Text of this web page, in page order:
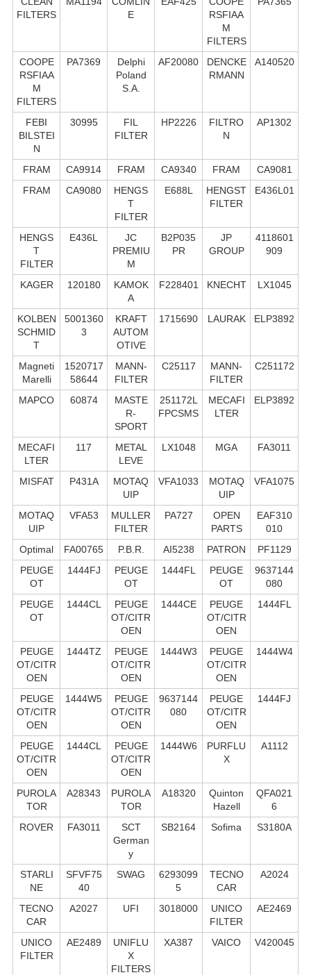
FILTERS
E
RSFIAA
M
FILTERS
COOPE
RSFIAA
M
FILTERS
PA7369
Delphi
Poland
S.А.
AF20080
DENCKE
RMANN
A140520
FEBI
BILSTEI
N
30995
FIL
FILTER
HP2226
FILTRO
N
AP1302
FRAM CA9914 FRAM CA9340 FRAM
CA9081
FRAM
CA9080
HENGS
T
FILTER
E688L
HENGST
FILTER
E436L01
HENGS
T
FILTER
E436L
JC
PREMIU
M
B2P035
PR
JP
GROUP
4118601
909
KAGER 120180
KAMOK
A
F228401 KNECHT LX1045
KOLBEN
SCHMID
T
5001360
3
KRAFT
AUTOM
OTIVE
1715690 LAURAK ELP3892
Magneti
Marelli
1520717
58644
MANN-
FILTER
C25117
MANN-
FILTER
C251172
MAPCO 60874
MASTE
R-
SPORT
251172L
FPCSMS
MECAFI
LTER
ELP3892
MECAFI
LTER
117
METAL
LEVE
LX1048 MGA FA3011
MISFAT P431A
MOTAQ
UIP
VFA1033
MOTAQ
UIP
VFA1075
MOTAQ
UIP
VFA53
MULLER
FILTER
PA727
OPEN
PARTS
EAF310
010
Optimal
FA00765 P.B.R. AI5238 PATRON
PF1129
PEUGE
OT
1444FJ
PEUGE
OT
1444FL
PEUGE
OT
9637144
080
PEUGE
OT
1444CL
PEUGE
OT/CITR
OEN
1444CE
PEUGE
OT/CITR
OEN
1444FL
PEUGE
OT/CITR
OEN
1444TZ
PEUGE
OT/CITR
OEN
1444W3
PEUGE
OT/CITR
OEN
1444W4
PEUGE
OT/CITR
OEN
1444W5
PEUGE
OT/CITR
OEN
9637144
080
PEUGE
OT/CITR
OEN
1444FJ
PEUGE
OT/CITR
OEN
1444CL
PEUGE
OT/CITR
OEN
1444W6
PURFLU
X
A1112
PUROLA
TOR
A28343
PUROLA
TOR
A18320
Quinton
Hazell
QFA021
6
ROVER
FA3011
SCT
German
y
SB2164 Sofima S3180A
STARLI
NE
SFVF75
40
SWAG
6293099
5
TECNO
CAR
A2024
TECNO
CAR
A2027 UFI 3018000
UNICO
FILTER
AE2469
UNICO
FILTER
AE2489
UNIFLU
X
FILTERS
XA387 VAICO V420045